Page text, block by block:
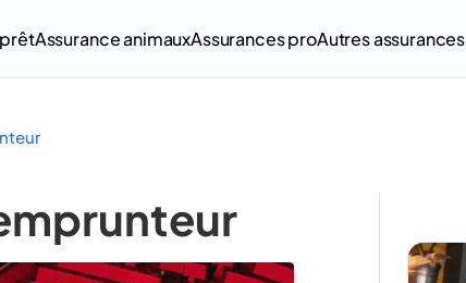
Assurance animauxAssurances proAutres assurances